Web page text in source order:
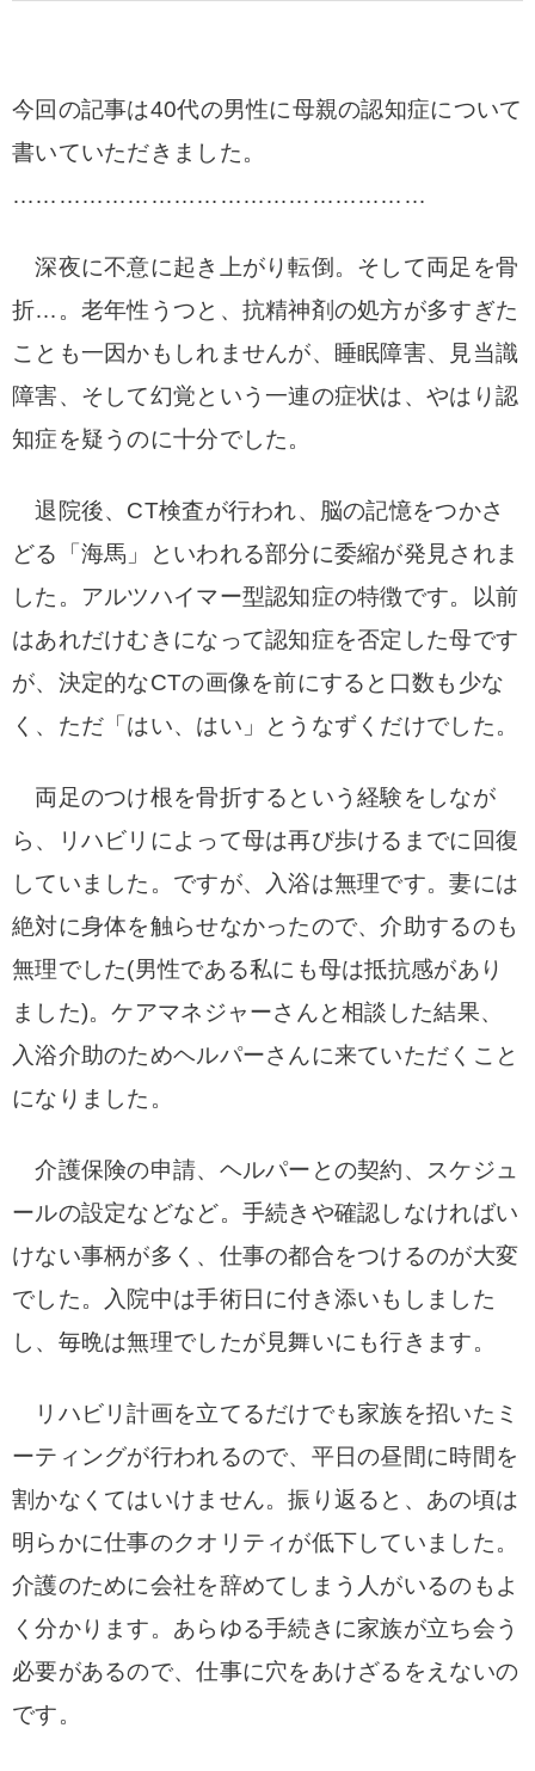
今回の記事は40代の男性に母親の認知症について
書いていただきました。
………………………………………………
深夜に不意に起き上がり転倒。そして両足を骨
折…。 老年性うつと、抗精神剤の処方が多すぎた
ことも一因かもしれませんが、睡眠障害、見当識
障害、そして幻覚という一連の症状は、やはり認
知症を疑うのに十分でした。
退院後、CT検査が行われ、脳の記憶をつかさ
どる「海馬」といわれる部分に委縮が発見されま
した。
アルツハイマー型認知症の特徴です。
以前
はあれだけむきになって認知症を否定した母です
が、決定的なCTの画像を前にすると口数も少な
く、ただ「はい、はい」とうなずくだけでした。
両足のつけ根を骨折するという経験をしなが
ら、リハビリによって母は再び歩けるまでに回復
していました。 ですが、入浴は無理です。妻には
絶対に身体を触らせなかったので、介助するのも
無理でした(男性である私にも母は抵抗感があり
ました)。ケアマネジャーさんと相談した結果、
入浴介助のためヘルパーさんに来ていただくこと
になりました。
介護保険の申請、ヘルパーとの契約、スケジュ
ールの設定などなど。 手続きや確認しなければい
けない事柄が多く、仕事の都合をつけるのが大変
でした。
入院中は手術日に付き添いもしました
し、毎晩は無理でしたが見舞いにも行きます。
リハビリ計画を立てるだけでも家族を招いたミ
ーティングが行われるので、平日の昼間に時間を
割かなくてはいけません。振り返ると、あの頃は
明らかに仕事のクオリティが低下していました。
介護のために会社を辞めてしまう人がいるのもよ
く分かります。 あらゆる手続きに家族が立ち会う
必要があるので、仕事に穴をあけざるをえないの
です。